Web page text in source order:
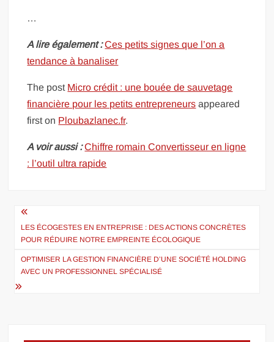
…
A lire également : Ces petits signes que l’on a
tendance à banaliser
The post Micro crédit : une bouée de sauvetage
financière pour les petits entrepreneurs appeared
first on Ploubazlanec.fr.
A voir aussi : Chiffre romain Convertisseur en ligne
: l’outil ultra rapide
Navigation
de
l’article
LES ÉCOGESTES EN ENTREPRISE : DES ACTIONS CONCRÈTES
POUR RÉDUIRE NOTRE EMPREINTE ÉCOLOGIQUE
OPTIMISER LA GESTION FINANCIÈRE D’UNE SOCIÉTÉ HOLDING
AVEC UN PROFESSIONNEL SPÉCIALISÉ